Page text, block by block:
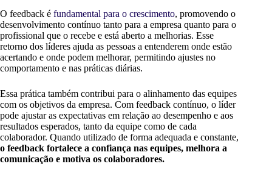
O feedback é fundamental para o crescimento, promovendo o
desenvolvimento contínuo tanto para a empresa quanto para o
profissional que o recebe e está aberto a melhorias. Esse
retorno dos líderes ajuda as pessoas a entenderem onde estão
acertando e onde podem melhorar, permitindo ajustes no
comportamento e nas práticas diárias.
Essa prática também contribui para o alinhamento das equipes
com os objetivos da empresa. Com feedback contínuo, o líder
pode ajustar as expectativas em relação ao desempenho e aos
resultados esperados, tanto da equipe como de cada
colaborador. Quando utilizado de forma adequada e constante,
o feedback fortalece a confiança nas equipes, melhora a
comunicação e motiva os colaboradores.